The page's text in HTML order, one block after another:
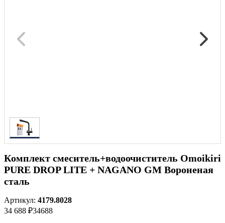
Комплект смеситель+водоочиститель Omoikiri
PURE DROP LITE + NAGANO GM Вороненая
сталь
Артикул: 4179.8028
34 688 ₽34688